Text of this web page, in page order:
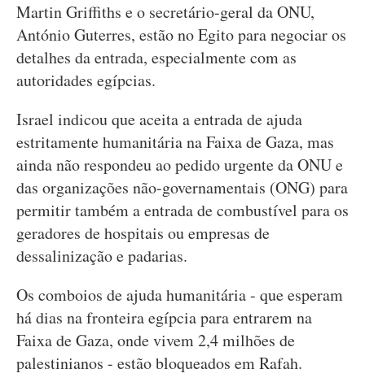
Martin Griffiths e o secretário-geral da ONU,
António Guterres, estão no Egito para negociar os
detalhes da entrada, especialmente com as
autoridades egípcias.
Israel indicou que aceita a entrada de ajuda
estritamente humanitária na Faixa de Gaza, mas
ainda não respondeu ao pedido urgente da ONU e
das organizações não-governamentais (ONG) para
permitir também a entrada de combustível para os
geradores de hospitais ou empresas de
dessalinização e padarias.
Os comboios de ajuda humanitária - que esperam
há dias na fronteira egípcia para entrarem na
Faixa de Gaza, onde vivem 2,4 milhões de
palestinianos - estão bloqueados em Rafah.